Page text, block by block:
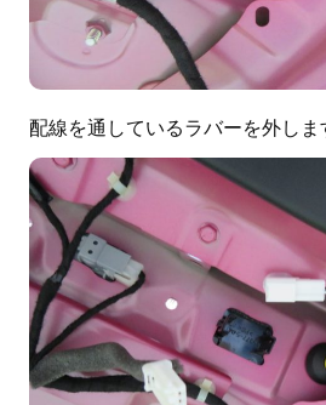
配線を通しているラバーを外しま